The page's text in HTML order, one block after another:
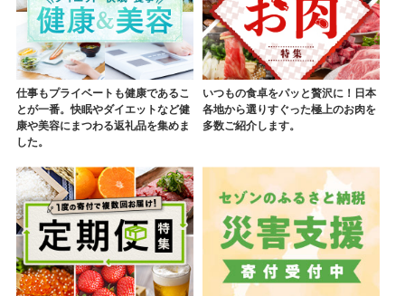
仕事もプライベートも健康であるこ
とが一番。快眠やダイエットなど健
康や美容にまつわる返礼品を集めま
した。
いつもの食卓をパッと贅沢に！日本
各地から選りすぐった極上のお肉を
多数ご紹介します。